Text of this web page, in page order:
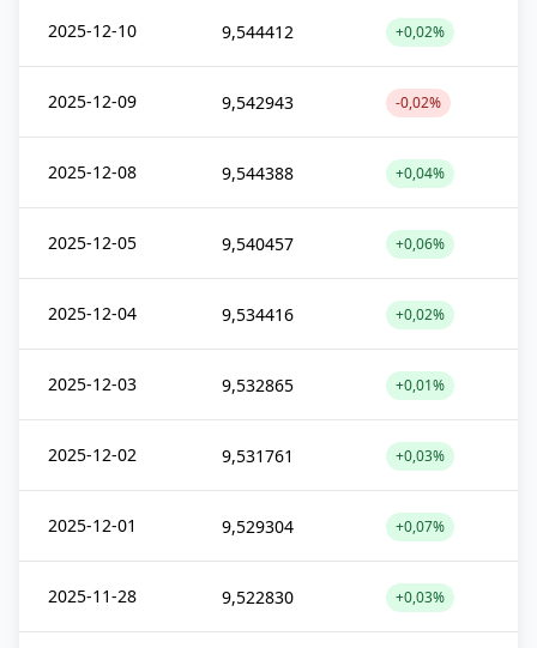
2025-12-10 9,544412 +0,02%
2025-12-09 9,542943 -0,02%
2025-12-08 9,544388 +0,04%
2025-12-05 9,540457 +0,06%
2025-12-04 9,534416 +0,02%
2025-12-03 9,532865 +0,01%
2025-12-02 9,531761 +0,03%
2025-12-01 9,529304 +0,07%
2025-11-28 9,522830 +0,03%